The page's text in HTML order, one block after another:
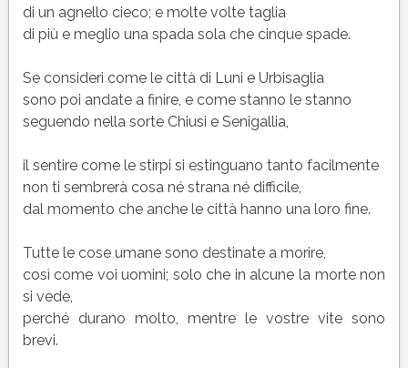
di un agnello cieco; e molte volte taglia
di più e meglio una spada sola che cinque spade.
Se consideri come le città di Luni e Urbisaglia
sono poi andate a finire, e come stanno le stanno
seguendo nella sorte Chiusi e Senigallia,
il sentire come le stirpi si estinguano tanto facilmente
non ti sembrerà cosa né strana né difficile,
dal momento che anche le città hanno una loro fine.
Tutte le cose umane sono destinate a morire,
così come voi uomini; solo che in alcune la morte non
si vede,
perché durano molto, mentre le vostre vite sono
brevi.